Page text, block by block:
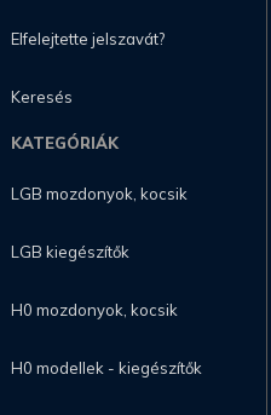
Elfelejtette jelszavát?
Keresés
KATEGÓRIÁK
LGB mozdonyok, kocsik
LGB kiegészítők
H0 mozdonyok, kocsik
H0 modellek - kiegészítők